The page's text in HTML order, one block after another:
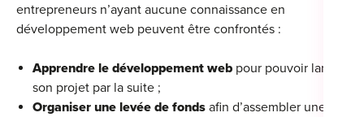
entrepreneurs n’ayant aucune connaissance en
développement web peuvent être confrontés :
Apprendre le développement web pour pouvoir lancer
son projet par la suite ;
Organiser une levée de fonds afin d’assembler une